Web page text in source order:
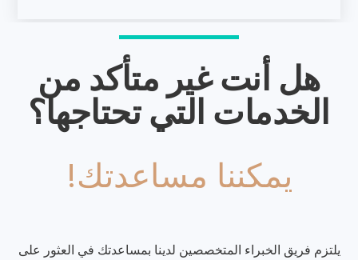
هل أنت غير متأكد من
الخدمات التي تحتاجها؟
يمكننا مساعدتك!
يلتزم فريق الخبراء المتخصصين لدينا بمساعدتك في العثور على